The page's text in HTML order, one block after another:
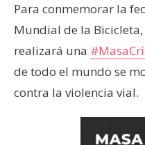
Para conmemorar la
Mundial de la Bicicleta,
realizará una
de todo el mundo se
contra la violencia vial.